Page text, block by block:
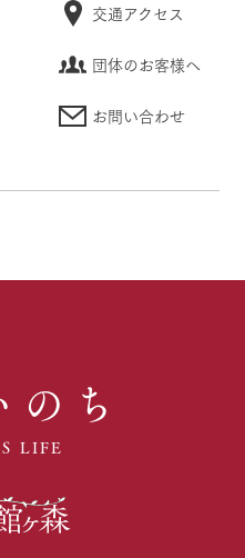
交通アクセス
団体のお客様へ
お問い合わせ
ち
LIFE